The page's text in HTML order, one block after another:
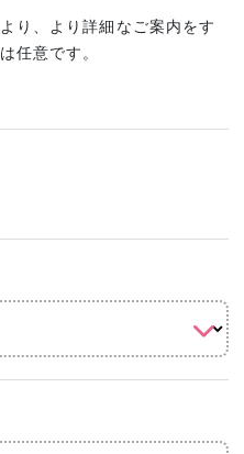
り、より詳細なご案内をす
任意です。